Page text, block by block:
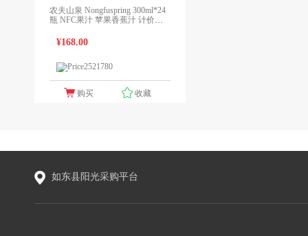
农夫山泉 Nongfuspring 300ml*24
瓶 NFC果汁 苹果香蕉汁 计价单
¥168.00
购买 收藏
如东县阳光采购平台